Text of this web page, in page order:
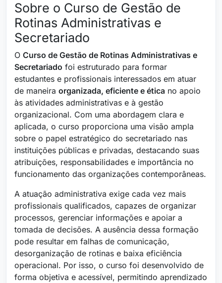
Sobre o Curso de Gestão de
Rotinas Administrativas e
Secretariado
O Curso de Gestão de Rotinas Administrativas e
Secretariado foi estruturado para formar
estudantes e profissionais interessados em atuar
de maneira organizada, eficiente e ética no apoio
às atividades administrativas e à gestão
organizacional. Com uma abordagem clara e
aplicada, o curso proporciona uma visão ampla
sobre o papel estratégico do secretariado nas
instituições públicas e privadas, destacando suas
atribuições, responsabilidades e importância no
funcionamento das organizações contemporâneas.
A atuação administrativa exige cada vez mais
profissionais qualificados, capazes de organizar
processos, gerenciar informações e apoiar a
tomada de decisões. A ausência dessa formação
pode resultar em falhas de comunicação,
desorganização de rotinas e baixa eficiência
operacional. Por isso, o curso foi desenvolvido de
forma objetiva e acessível, permitindo aprendizado